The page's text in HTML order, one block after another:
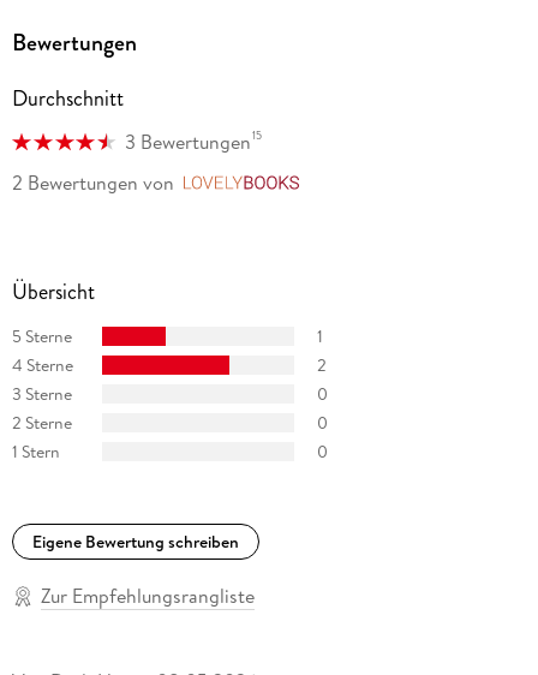
Bewertungen
Durchschnitt
3 Bewertungen15
2 Bewertungen von
Übersicht
5 Sterne
1
4 Sterne
2
3 Sterne
0
2 Sterne
0
1 Stern
0
Eigene Bewertung schreiben
Zur Empfehlungsrangliste